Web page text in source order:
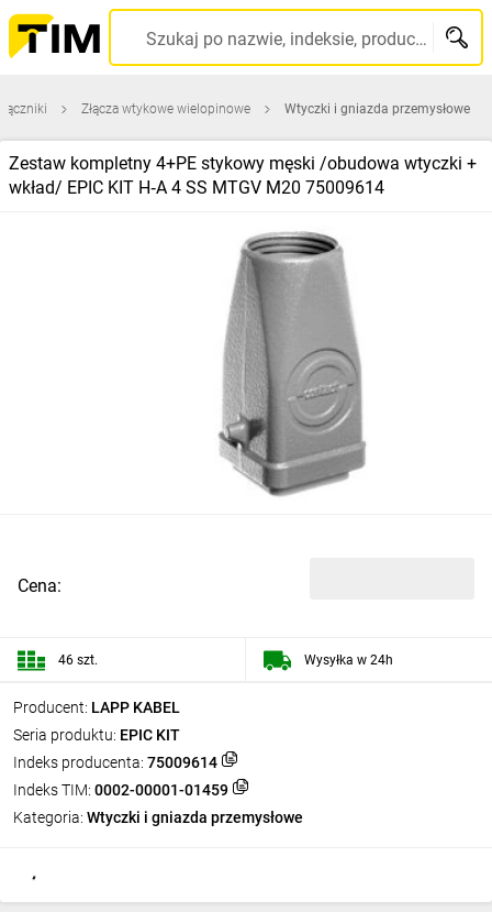
Szukaj po nazwie, indeksie, producencie, kodzie kreskowym...
Złącza wtykowe wielopinowe Wtyczki i gniazda przemysłowe
Zestaw kompletny 4+PE stykowy męski /obudowa wtyczki +
wkład/ EPIC KIT H‑A 4 SS MTGV M20 75009614
Producent: LAPP KABEL
Seria produktu: EPIC KIT
Indeks producenta: 75009614
Indeks TIM: 0002-00001-01459
Kategoria: Wtyczki i gniazda przemysłowe
Cena:
46 szt. Wysyłka w 24h